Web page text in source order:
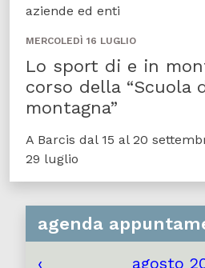
aziende ed enti
MERCOLEDÌ 16 LUGLIO
Lo sport di e in
corso della “Scuola
montagna”
A Barcis dal 15 al 20
29 luglio
agenda
‹ agosto